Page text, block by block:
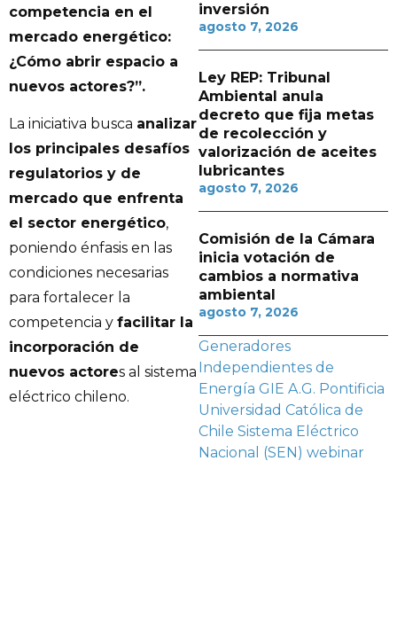
competencia en el
mercado energético:
¿Cómo abrir espacio a
nuevos actores?”.
La iniciativa busca analizar
los principales desafíos
regulatorios y de
mercado que enfrenta
el sector energético,
poniendo énfasis en las
condiciones necesarias
para fortalecer la
competencia y facilitar la
incorporación de
nuevos actores al sistema
eléctrico chileno.
inversión
agosto 7, 2026
Ley REP: Tribunal
Ambiental anula
decreto que fija metas
de recolección y
valorización de aceites
lubricantes
agosto 7, 2026
Comisión de la Cámara
inicia votación de
cambios a normativa
ambiental
agosto 7, 2026
Generadores
Independientes de
Energía GIE A.G. Pontificia
Universidad Católica de
Chile Sistema Eléctrico
Nacional (SEN) webinar